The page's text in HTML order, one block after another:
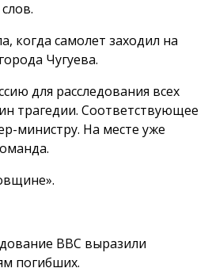
когда самолет заходил на
Чугуева.
для расследования всех
трагедии. Соответствующее
министру. На месте уже
ВВС выразили
погибших.